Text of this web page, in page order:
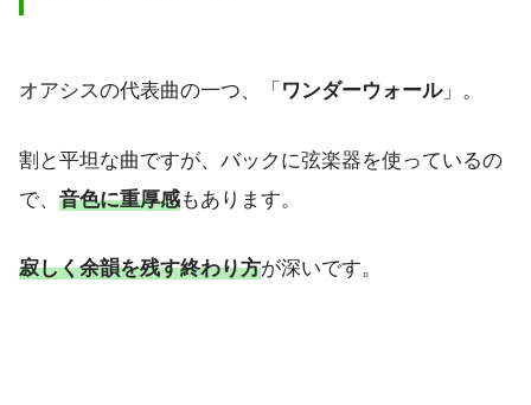
オアシスの代表曲の一つ、「 ワンダーウォール」。
割と平坦な曲ですが、バックに弦楽器を使っているの
で、 音色に重厚感もあります。
寂しく余韻を残す終わり方が深いです。